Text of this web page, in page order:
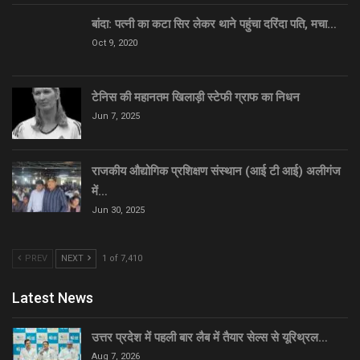
बांदा: पत्नी का कटा सिर लेकर थाने पहुंचा दरिंदा पति, मचा…
Oct 9, 2020
टेनिस की महानतम खिलाड़ी स्टेफी ग्राफ का निधन
Jun 7, 2025
राजकीय औद्योगिक प्रशिक्षण संस्थान (आई टी आई) अलीगंज
में…
Jun 30, 2025
PREV NEXT 1 of 7,410
Latest News
उत्तर प्रदेश में पहली बार लैब में तैयार सेल्स से यूरिथ्रल…
Aug 7, 2026